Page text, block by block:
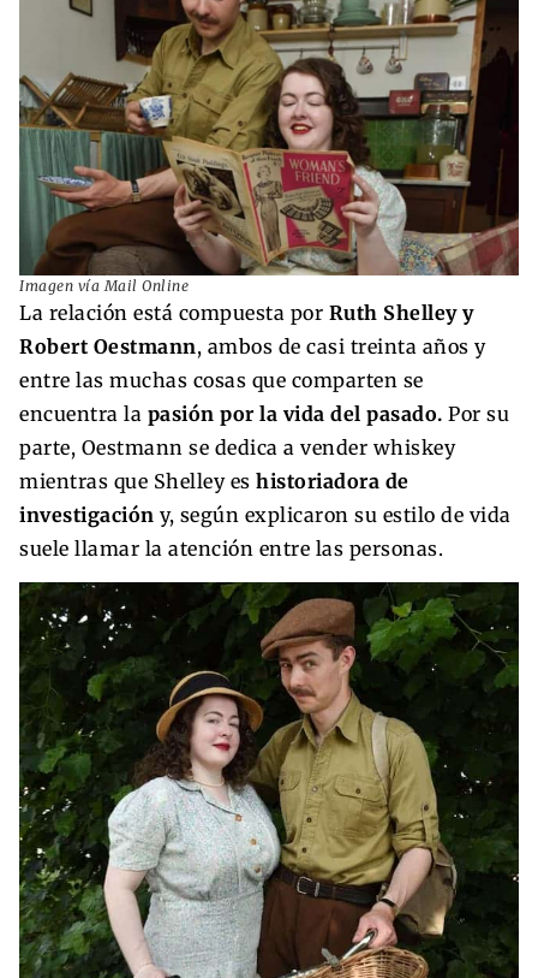
Imagen vía Mail Online
La relación está compuesta por Ruth Shelley y
Robert Oestmann, ambos de casi treinta años y
entre las muchas cosas que comparten se
encuentra la pasión por la vida del pasado. Por su
parte, Oestmann se dedica a vender whiskey
mientras que Shelley es historiadora de
investigación y, según explicaron su estilo de vida
suele llamar la atención entre las personas.